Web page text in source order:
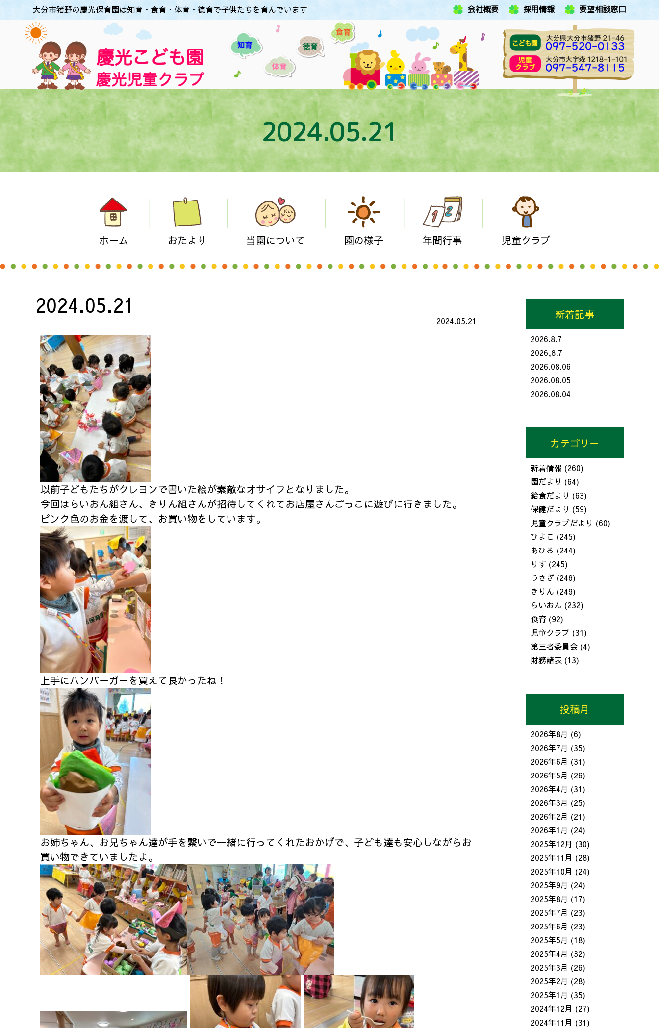
大分市猪野の慶光保育園は知育・食育・体育・徳育で子供たちを育んでいます 会社概要 採用情報 要望相談窓口
2024.05.21
ホーム おたより 当園について 園の様子 年間行事 児童クラブ
2024.05.21
2024.05.21
以前子どもたちがクレヨンで書いた絵が素敵なオサイフとなりました。
今回はらいおん組さん、きりん組さんが招待してくれてお店屋さんごっこに遊びに行きました。
ピンク色のお金を渡して、お買い物をしています。
上手にハンバーガーを買えて良かったね！
お姉ちゃん、お兄ちゃん達が手を繋いで一緒に行ってくれたおかげで、子ども達も安心しながらお
買い物できていましたよ。
新着記事
2026.8.7
2026,8.7
2026.08.06
2026.08.05
2026.08.04
カテゴリー
新着情報 (260)
園だより (64)
給食だより (63)
保健だより (59)
児童クラブだより (60)
ひよこ (245)
あひる (244)
りす (245)
うさぎ (246)
きりん (249)
らいおん (232)
食育 (92)
児童クラブ (31)
第三者委員会 (4)
財務諸表 (13)
投稿月
2026年8月 (6)
2026年7月 (35)
2026年6月 (31)
2026年5月 (26)
2026年4月 (31)
2026年3月 (25)
2026年2月 (21)
2026年1月 (24)
2025年12月 (30)
2025年11月 (28)
2025年10月 (24)
2025年9月 (24)
2025年8月 (17)
2025年7月 (23)
2025年6月 (23)
2025年5月 (18)
2025年4月 (32)
2025年3月 (26)
2025年2月 (28)
2025年1月 (35)
2024年12月 (27)
2024年11月 (31)